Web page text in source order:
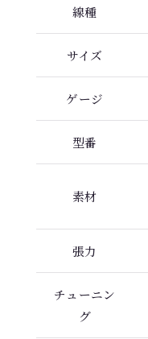
線種
サイズ
ゲージ
型番
素材
張力
チューニン
グ